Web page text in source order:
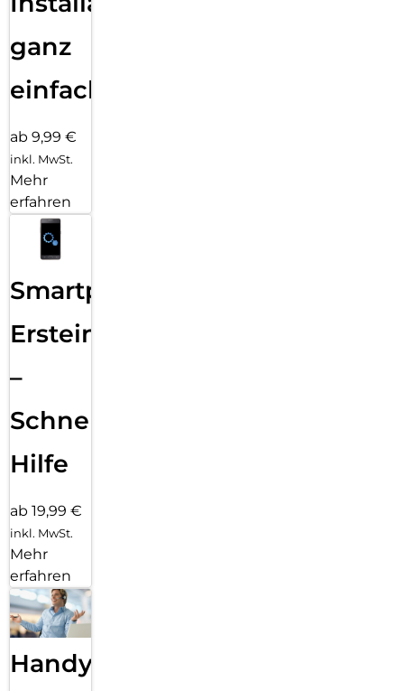
ganz
einfach
ab 9,99 €
inkl. MwSt.
Mehr
erfahren
Smartphone
Ersteinrichtung
–
Schnelle
Hilfe
ab 19,99 €
inkl. MwSt.
Mehr
erfahren
Handy